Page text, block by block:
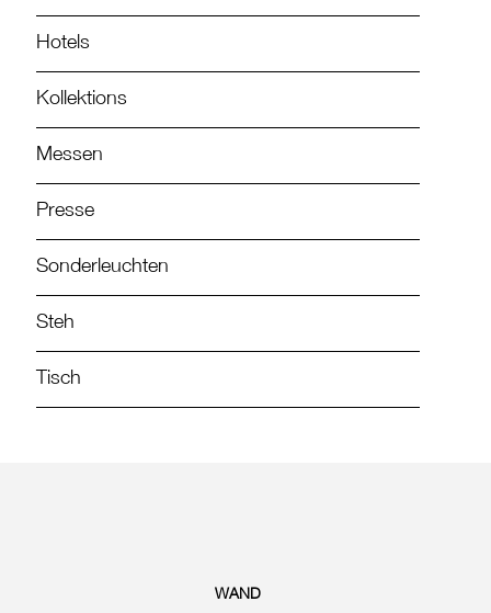
Hotels
Kollektions
Messen
Presse
Sonderleuchten
Steh
Tisch
WAND